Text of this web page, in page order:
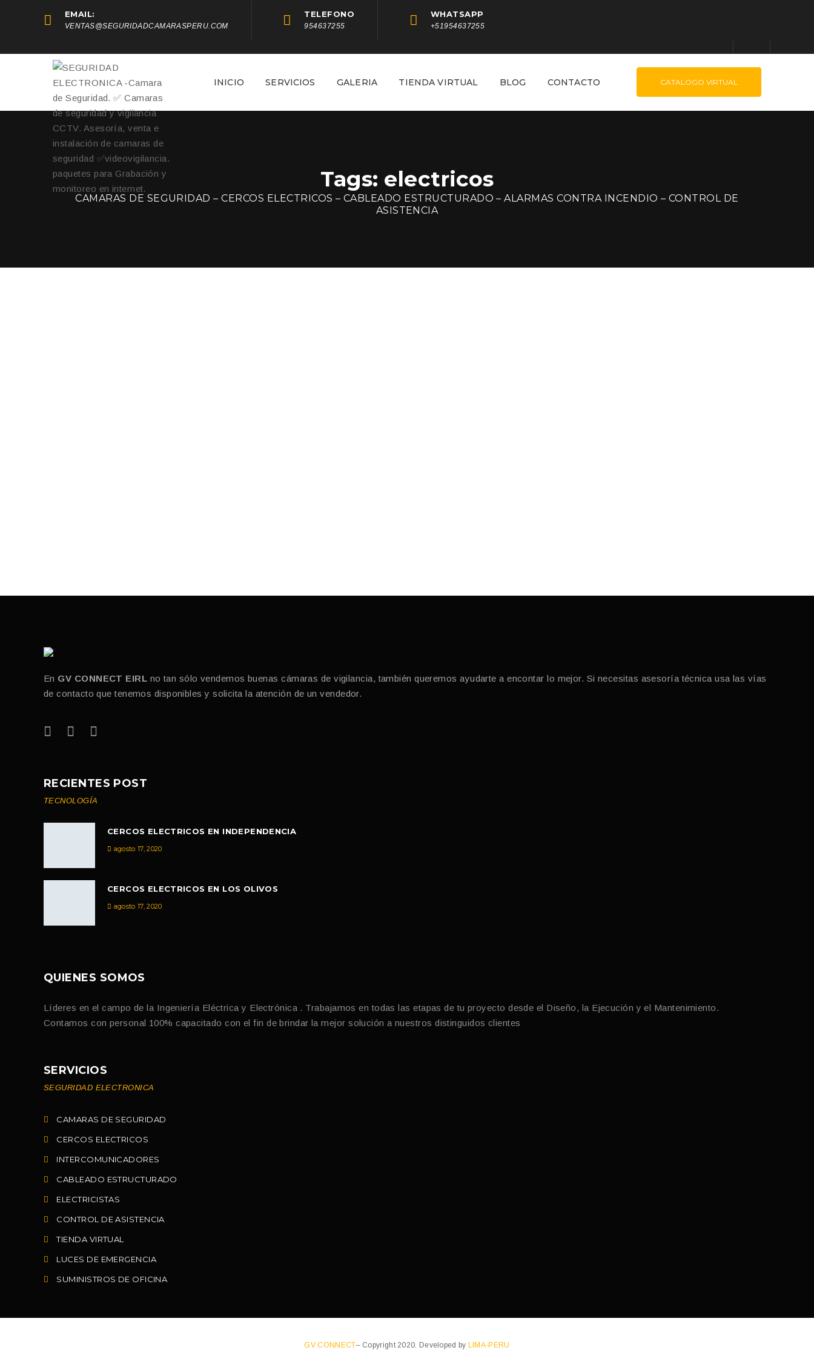
EMAIL:
VENTAS@SEGURIDADCAMARASPERU.COM
TELEFONO
954637255
WHATSAPP
+51954637255
INICIO SERVICIOS GALERIA TIENDA VIRTUAL BLOG CONTACTO CATALOGO VIRTUAL
Tags: electricos
CAMARAS DE SEGURIDAD – CERCOS ELECTRICOS – CABLEADO ESTRUCTURADO – ALARMAS CONTRA INCENDIO – CONTROL DE
ASISTENCIA
En GV CONNECT EIRL no tan sólo vendemos buenas cámaras de vigilancia, también queremos ayudarte a encontar lo mejor. Si necesitas asesoría técnica usa las vías
de contacto que tenemos disponibles y solicita la atención de un vendedor.
RECIENTES POST
TECNOLOGÍA
CERCOS ELECTRICOS EN INDEPENDENCIA
agosto 17, 2020
CERCOS ELECTRICOS EN LOS OLIVOS
agosto 17, 2020
QUIENES SOMOS
Líderes en el campo de la Ingeniería Eléctrica y Electrónica . Trabajamos en todas las etapas de tu proyecto desde el Diseño, la Ejecución y el Mantenimiento.
Contamos con personal 100% capacitado con el fin de brindar la mejor solución a nuestros distinguidos clientes
SERVICIOS
SEGURIDAD ELECTRONICA
CAMARAS DE SEGURIDAD
CERCOS ELECTRICOS
INTERCOMUNICADORES
CABLEADO ESTRUCTURADO
ELECTRICISTAS
CONTROL DE ASISTENCIA
TIENDA VIRTUAL
LUCES DE EMERGENCIA
SUMINISTROS DE OFICINA
GV CONNECT– Copyright 2020. Developed by LIMA-PERU